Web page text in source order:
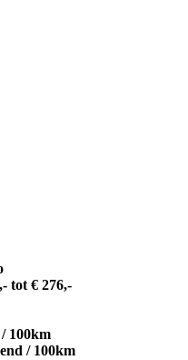
tot € 276,-
100km
/ 100km